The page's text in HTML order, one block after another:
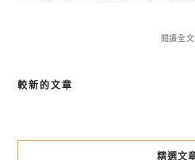
閱讀全文
文
導
較新的文章
精選文